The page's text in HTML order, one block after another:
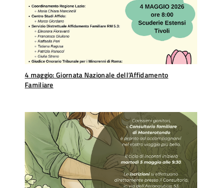
4 maggio: Giornata Nazionale dell’Affidamento
Familiare